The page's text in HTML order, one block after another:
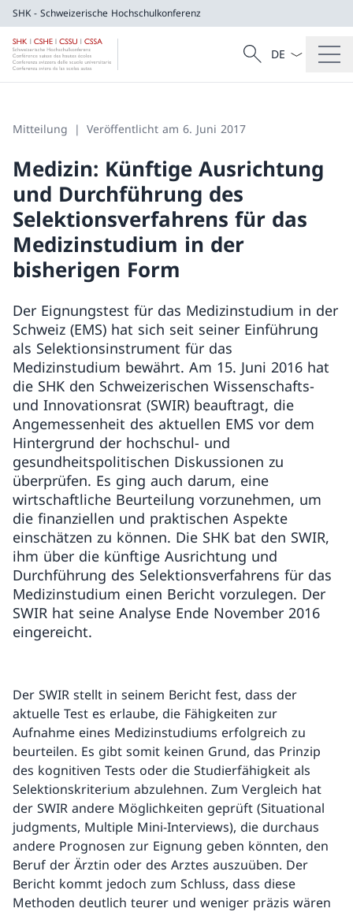
SHK - Schweizerische Hochschulkonferenz
SHK - Schweizerische
Suche
Suche
Sprach
Mitteilung Veröffentlicht am 6. Juni 2017
Medizin: Künftige Ausrichtung
und Durchführung des
Selektionsverfahrens für das
Medizinstudium in der
bisherigen Form
Der Eignungstest für das Medizinstudium in der
Schweiz (EMS) hat sich seit seiner Einführung
als Selektionsinstrument für das
Medizinstudium bewährt. Am 15. Juni 2016 hat
die SHK den Schweizerischen Wissenschafts-
und Innovationsrat (SWIR) beauftragt, die
Angemessenheit des aktuellen EMS vor dem
Hintergrund der hochschul- und
gesundheitspolitischen Diskussionen zu
überprüfen. Es ging auch darum, eine
wirtschaftliche Beurteilung vorzunehmen, um
die finanziellen und praktischen Aspekte
einschätzen zu können. Die SHK bat den SWIR,
ihm über die künftige Ausrichtung und
Durchführung des Selektionsverfahrens für das
Medizinstudium einen Bericht vorzulegen. Der
SWIR hat seine Analyse Ende November 2016
eingereicht.
Der SWIR stellt in seinem Bericht fest, dass der
aktuelle Test es erlaube, die Fähigkeiten zur
Aufnahme eines Medizinstudiums erfolgreich zu
beurteilen. Es gibt somit keinen Grund, das Prinzip
des kognitiven Tests oder die Studierfähigkeit als
Selektionskriterium abzulehnen. Zum Vergleich hat
der SWIR andere Möglichkeiten geprüft (Situational
judgments, Multiple Mini-Interviews), die durchaus
andere Prognosen zur Eignung geben könnten, den
Beruf der Ärztin oder des Arztes auszuüben. Der
Bericht kommt jedoch zum Schluss, dass diese
Methoden deutlich teurer und weniger präzis wären